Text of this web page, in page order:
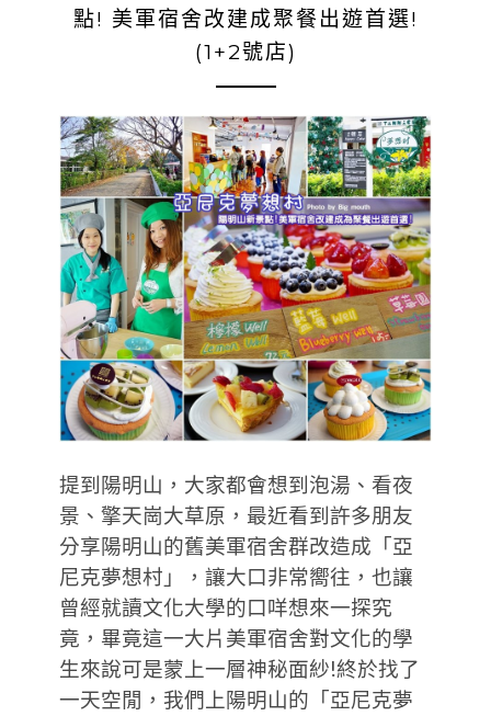
點! 美軍宿舍改建成聚餐出遊首選!
(1+2號店)
提到陽明山，大家都會想到泡湯、看夜
景、擎天崗大草原，最近看到許多朋友
分享陽明山的舊美軍宿舍群改造成「亞
尼克夢想村」，讓大口非常嚮往，也讓
曾經就讀文化大學的口咩想來一探究
竟，畢竟這一大片美軍宿舍對文化的學
生來說可是蒙上一層神秘面紗!終於找了
一天空閒，我們上陽明山的「亞尼克夢